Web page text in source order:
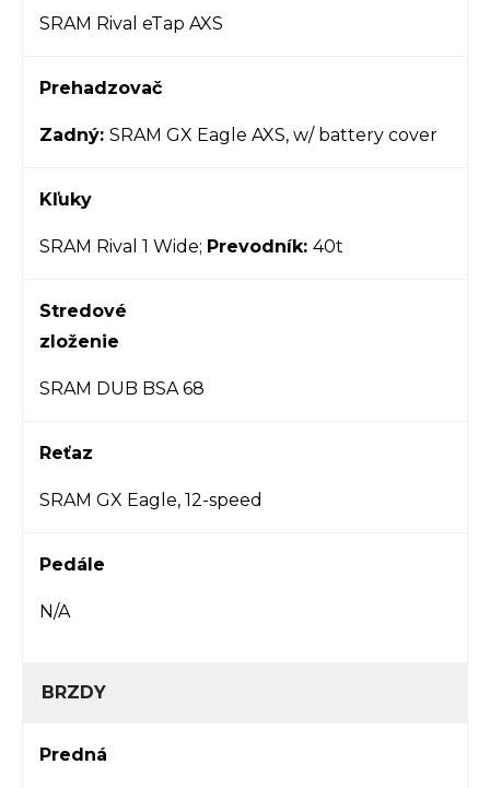
SRAM Rival eTap AXS
Prehadzovač
Zadný: SRAM GX Eagle AXS, w/ battery cover
Kľuky
SRAM Rival 1 Wide; Prevodník: 40t
Stredové
zloženie
SRAM DUB BSA 68
Reťaz
SRAM GX Eagle, 12-speed
Pedále
N/A
BRZDY
Predná